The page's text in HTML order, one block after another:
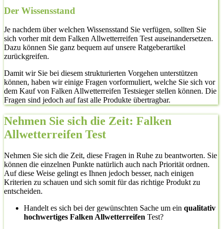
Der Wissensstand
Je nachdem über welchen Wissensstand Sie verfügen, sollten Sie
sich vorher mit dem Falken Allwetterreifen Test auseinandersetzen.
Dazu können Sie ganz bequem auf unsere Ratgeberartikel
zurückgreifen.
Damit wir Sie bei diesem strukturierten Vorgehen unterstützen
können, haben wir einige Fragen vorformuliert, welche Sie sich vor
dem Kauf von Falken Allwetterreifen Testsieger stellen können. Die
Fragen sind jedoch auf fast alle Produkte übertragbar.
Nehmen Sie sich die Zeit: Falken
Allwetterreifen Test
Nehmen Sie sich die Zeit, diese Fragen in Ruhe zu beantworten. Sie
können die einzelnen Punkte natürlich auch nach Priorität ordnen.
Auf diese Weise gelingt es Ihnen jedoch besser, nach einigen
Kriterien zu schauen und sich somit für das richtige Produkt zu
entscheiden.
Handelt es sich bei der gewünschten Sache um ein qualitativ
hochwertiges Falken Allwetterreifen Test?